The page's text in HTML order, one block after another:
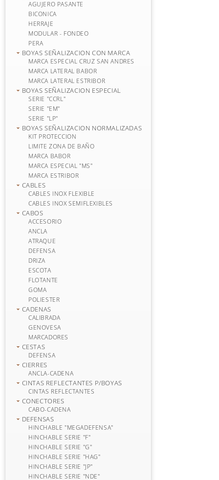
AGUJERO PASANTE
BICONICA
HERRAJE
MODULAR - FONDEO
PERA
BOYAS SEÑALIZACION CON MARCA
MARCA ESPECIAL CRUZ SAN ANDRES
MARCA LATERAL BABOR
MARCA LATERAL ESTRIBOR
BOYAS SEÑALIZACION ESPECIAL
SERIE "CCRL"
SERIE "EM"
SERIE "LP"
BOYAS SEÑALIZACION NORMALIZADAS
KIT PROTECCION
LIMITE ZONA DE BAÑO
MARCA BABOR
MARCA ESPECIAL "MS"
MARCA ESTRIBOR
CABLES
CABLES INOX FLEXIBLE
CABLES INOX SEMIFLEXIBLES
CABOS
ACCESORIO
ANCLA
ATRAQUE
DEFENSA
DRIZA
ESCOTA
FLOTANTE
GOMA
POLIESTER
CADENAS
CALIBRADA
GENOVESA
MARCADORES
CESTAS
DEFENSA
CIERRES
ANCLA-CADENA
CINTAS REFLECTANTES P/BOYAS
CINTAS REFLECTANTES
CONECTORES
CABO-CADENA
DEFENSAS
HINCHABLE "MEGADEFENSA"
HINCHABLE SERIE "F"
HINCHABLE SERIE "G"
HINCHABLE SERIE "HAG"
HINCHABLE SERIE "JP"
HINCHABLE SERIE "NDE"